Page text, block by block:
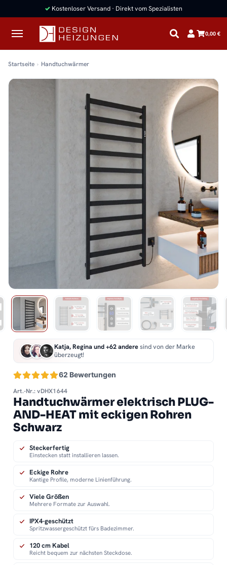
✓ Kostenloser Versand · Direkt vom Spezialisten
0,00 €
Startseite Handtuchwärmer
62 Bewertungen
Katja, Regina und +62 anderesind von der Marke
überzeugt!
Art.-Nr.: vDHX1644
Handtuchwärmer elektrisch PLUG-
AND-HEAT mit eckigen Rohren
Schwarz
Steckerfertig
Einstecken statt installieren lassen.
Eckige Rohre
Kantige Profile, moderne Linienführung.
Viele Größen
Mehrere Formate zur Auswahl.
IPX4-geschützt
Spritzwassergeschützt fürs Badezimmer.
120 cm Kabel
Reicht bequem zur nächsten Steckdose.